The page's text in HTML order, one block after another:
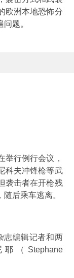
欧洲本地恐怖分
题。
举行例行会议，
科夫冲锋枪等武
袭击者在开枪残
后乘车逃离。
志编辑记者和两
（Stephane